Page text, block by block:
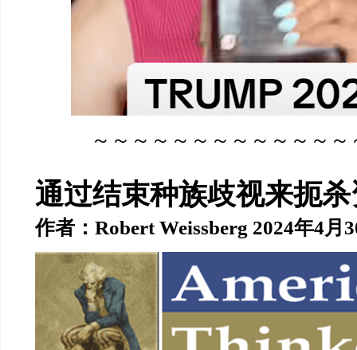
～～～～～～～～～～～～～
通过结束种族歧视来扼
作者：Robert Weissberg 2024年4月